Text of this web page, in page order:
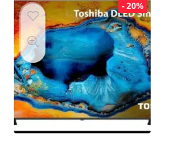
- 20%